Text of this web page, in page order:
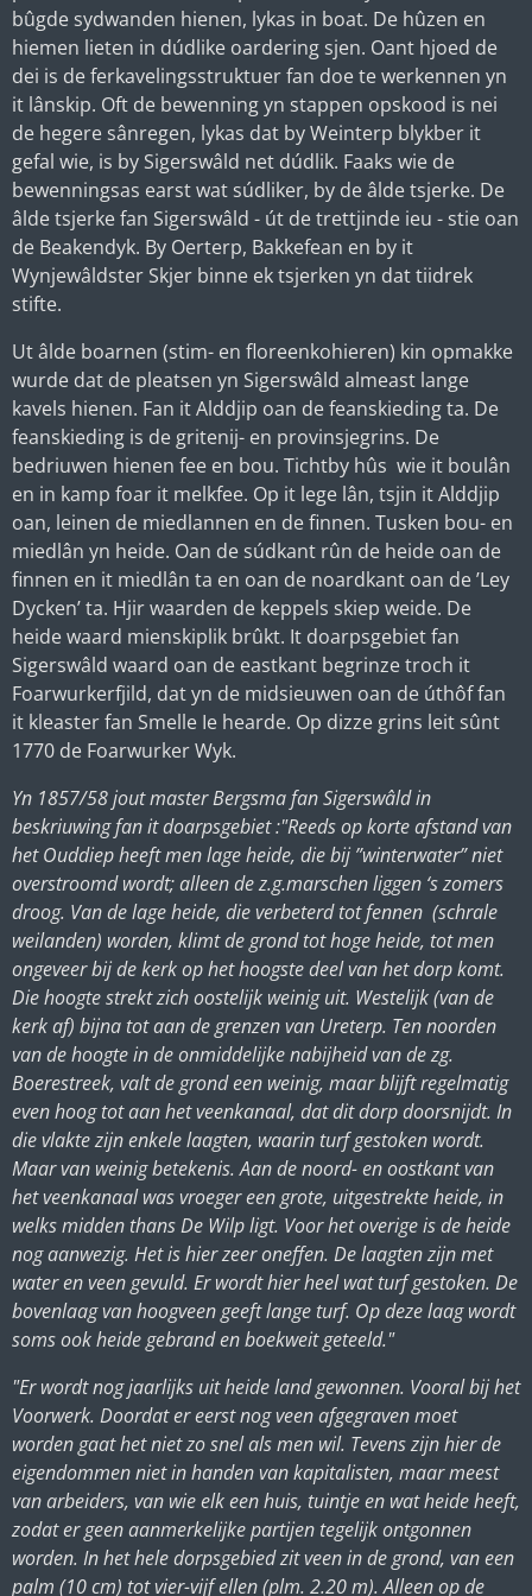
bûgde sydwanden hienen, lykas in boat. De hûzen en
hiemen lieten in dúdlike oardering sjen. Oant hjoed de
dei is de ferkavelingsstruktuer fan doe te werkennen yn
it lânskip. Oft de bewenning yn stappen opskood is nei
de hegere sânregen, lykas dat by Weinterp blykber it
gefal wie, is by Sigerswâld net dúdlik. Faaks wie de
bewenningsas earst wat súdliker, by de âlde tsjerke. De
âlde tsjerke fan Sigerswâld - út de trettjinde ieu - stie oan
de Beakendyk. By Oerterp, Bakkefean en by it
Wynjewâldster Skjer binne ek tsjerken yn dat tiidrek
stifte.
Ut âlde boarnen (stim- en floreenkohieren) kin opmakke
wurde dat de pleatsen yn Sigerswâld almeast lange
kavels hienen. Fan it Alddjip oan de feanskieding ta. De
feanskieding is de gritenij- en provinsjegrins. De
bedriuwen hienen fee en bou. Tichtby hûs wie it boulân
en in kamp foar it melkfee. Op it lege lân, tsjin it Alddjip
oan, leinen de miedlannen en de finnen. Tusken bou- en
miedlân yn heide. Oan de súdkant rûn de heide oan de
finnen en it miedlân ta en oan de noardkant oan de ’Ley
Dycken’ ta. Hjir waarden de keppels skiep weide. De
heide waard mienskiplik brûkt. It doarpsgebiet fan
Sigerswâld waard oan de eastkant begrinze troch it
Foarwurkerfjild, dat yn de midsieuwen oan de úthôf fan
it kleaster fan Smelle Ie hearde. Op dizze grins leit sûnt
1770 de Foarwurker Wyk.
Yn 1857/58 jout master Bergsma fan Sigerswâld in
beskriuwing fan it doarpsgebiet :"Reeds op korte afstand van
het Ouddiep heeft men lage heide, die bij ”winterwater” niet
overstroomd wordt; alleen de z.g.marschen liggen ‘s zomers
droog. Van de lage heide, die verbeterd tot fennen (schrale
weilanden) worden, klimt de grond tot hoge heide, tot men
ongeveer bij de kerk op het hoogste deel van het dorp komt.
Die hoogte strekt zich oostelijk weinig uit. Westelijk (van de
kerk af) bijna tot aan de grenzen van Ureterp. Ten noorden
van de hoogte in de onmiddelijke nabijheid van de zg.
Boerestreek, valt de grond een weinig, maar blijft regelmatig
even hoog tot aan het veenkanaal, dat dit dorp doorsnijdt. In
die vlakte zijn enkele laagten, waarin turf gestoken wordt.
Maar van weinig betekenis. Aan de noord- en oostkant van
het veenkanaal was vroeger een grote, uitgestrekte heide, in
welks midden thans De Wilp ligt. Voor het overige is de heide
nog aanwezig. Het is hier zeer oneffen. De laagten zijn met
water en veen gevuld. Er wordt hier heel wat turf gestoken. De
bovenlaag van hoogveen geeft lange turf. Op deze laag wordt
soms ook heide gebrand en boekweit geteeld."
"Er wordt nog jaarlijks uit heide land gewonnen. Vooral bij het
Voorwerk. Doordat er eerst nog veen afgegraven moet
worden gaat het niet zo snel als men wil. Tevens zijn hier de
eigendommen niet in handen van kapitalisten, maar meest
van arbeiders, van wie elk een huis, tuintje en wat heide heeft,
zodat er geen aanmerkelijke partijen tegelijk ontgonnen
worden. In het hele dorpsgebied zit veen in de grond, van een
palm (10 cm) tot vier-vijf ellen (plm. 2.20 m). Alleen op de